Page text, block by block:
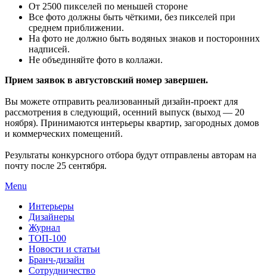
От 2500 пикселей по меньшей стороне
Все фото должны быть чёткими, без пикселей при
среднем приближении.
На фото не должно быть водяных знаков и посторонних
надписей.
Не объединяйте фото в коллажи.
Прием заявок в августовский номер завершен.
Вы можете отправить реализованный дизайн-проект для
рассмотрения в следующий, осенний выпуск (выход — 20
ноября). Принимаются интерьеры квартир, загородных домов
и коммерческих помещений.
Результаты конкурсного отбора будут отправлены авторам на
почту после 25 сентября.
Menu
Интерьеры
Дизайнеры
Журнал
ТОП-100
Новости и статьи
Бранч-дизайн
Сотрудничество